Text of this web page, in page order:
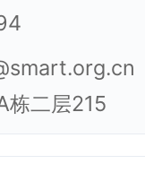
栋二层215